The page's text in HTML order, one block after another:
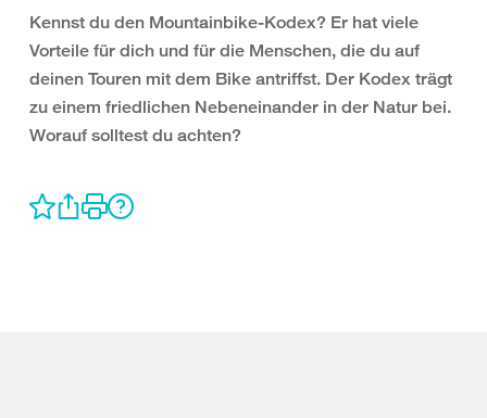
Kennst du den Mountainbike-Kodex? Er hat viele
Vorteile für dich und für die Menschen, die du auf
deinen Touren mit dem Bike antriffst. Der Kodex trägt
zu einem friedlichen Nebeneinander in der Natur bei.
Worauf solltest du achten?